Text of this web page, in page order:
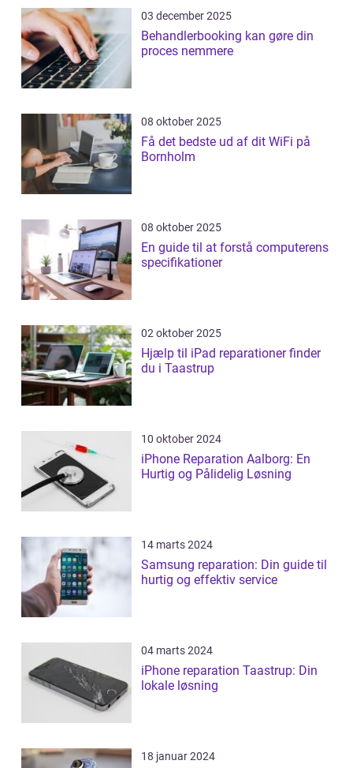
03 december 2025
Behandlerbooking kan gøre din
proces nemmere
08 oktober 2025
Få det bedste ud af dit WiFi på
Bornholm
08 oktober 2025
En guide til at forstå computerens
specifikationer
02 oktober 2025
Hjælp til iPad reparationer finder
du i Taastrup
10 oktober 2024
iPhone Reparation Aalborg: En
Hurtig og Pålidelig Løsning
14 marts 2024
Samsung reparation: Din guide til
hurtig og effektiv service
04 marts 2024
iPhone reparation Taastrup: Din
lokale løsning
18 januar 2024